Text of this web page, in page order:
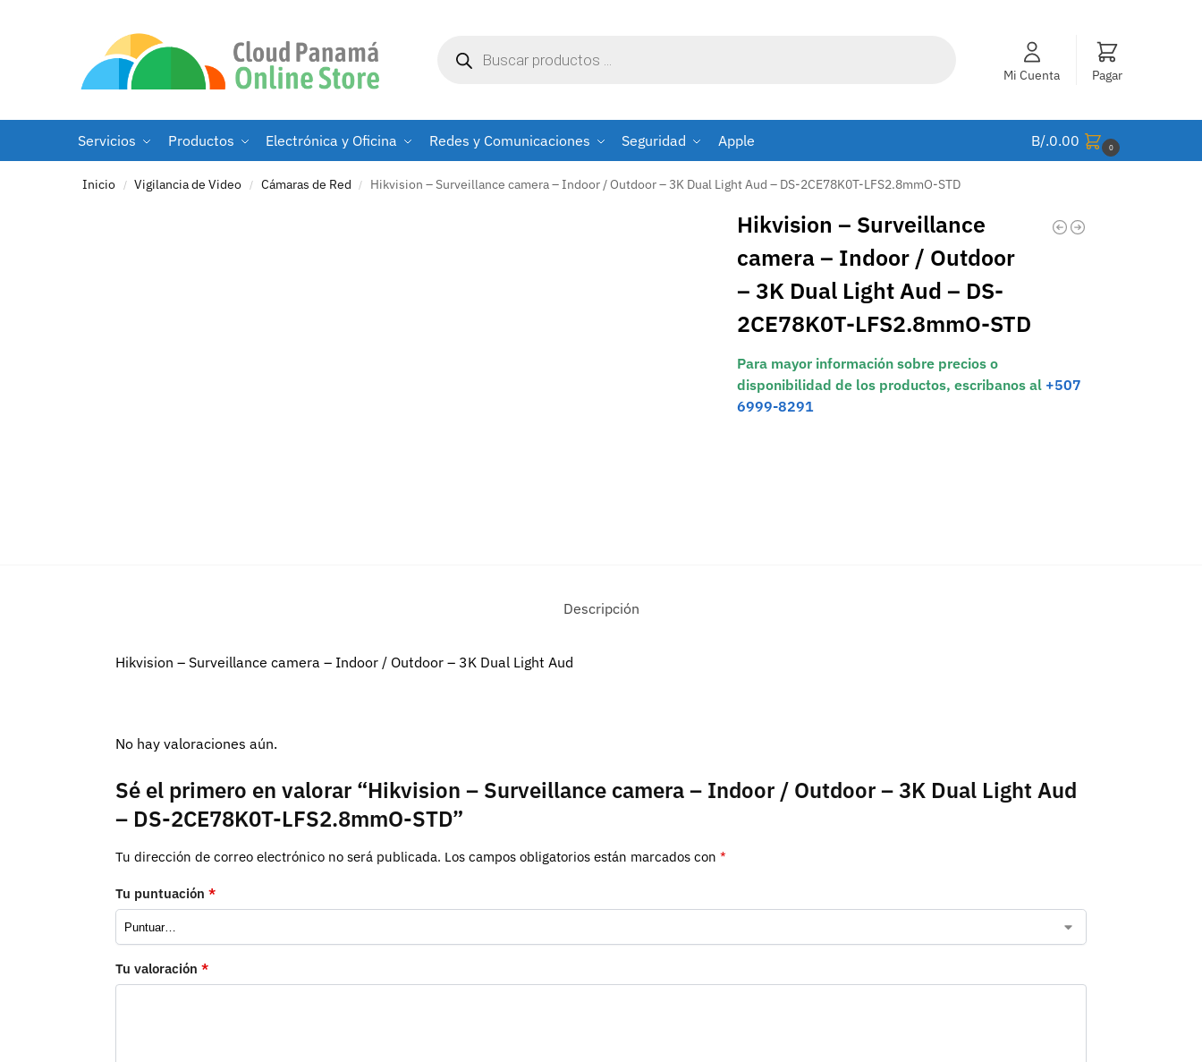
Mi Cuenta Pagar
Servicios Productos Electrónica y Oficina Redes y Comunicaciones Seguridad Apple B/.0.00 0
Inicio / Vigilancia de Video / Cámaras de Red / Hikvision – Surveillance camera – Indoor / Outdoor – 3K Dual Light Aud – DS-2CE78K0T-LFS2.8mmO-STD
Hikvision – Surveillance
camera – Indoor / Outdoor
– 3K Dual Light Aud – DS-
2CE78K0T-LFS2.8mmO-STD
Para mayor información sobre precios o
disponibilidad de los productos, escribanos al +507
6999-8291
Descripción
Hikvision – Surveillance camera – Indoor / Outdoor – 3K Dual Light Aud
No hay valoraciones aún.
Sé el primero en valorar “Hikvision – Surveillance camera – Indoor / Outdoor – 3K Dual Light Aud
– DS-2CE78K0T-LFS2.8mmO-STD”
Tu dirección de correo electrónico no será publicada. Los campos obligatorios están marcados con *
Tu puntuación *
Tu valoración *